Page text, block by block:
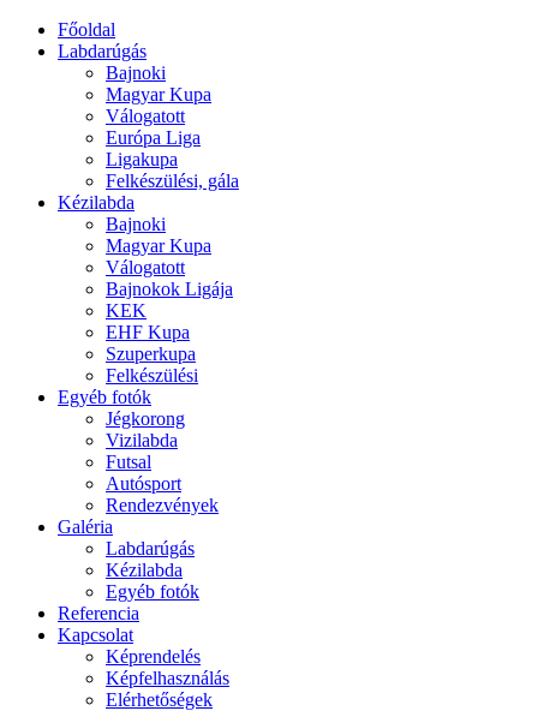
Főoldal
Labdarúgás
Bajnoki
Magyar Kupa
Válogatott
Európa Liga
Ligakupa
Felkészülési, gála
Kézilabda
Bajnoki
Magyar Kupa
Válogatott
Bajnokok Ligája
KEK
EHF Kupa
Szuperkupa
Felkészülési
Egyéb fotók
Jégkorong
Vizilabda
Futsal
Autósport
Rendezvények
Galéria
Labdarúgás
Kézilabda
Egyéb fotók
Referencia
Kapcsolat
Képrendelés
Képfelhasználás
Elérhetőségek